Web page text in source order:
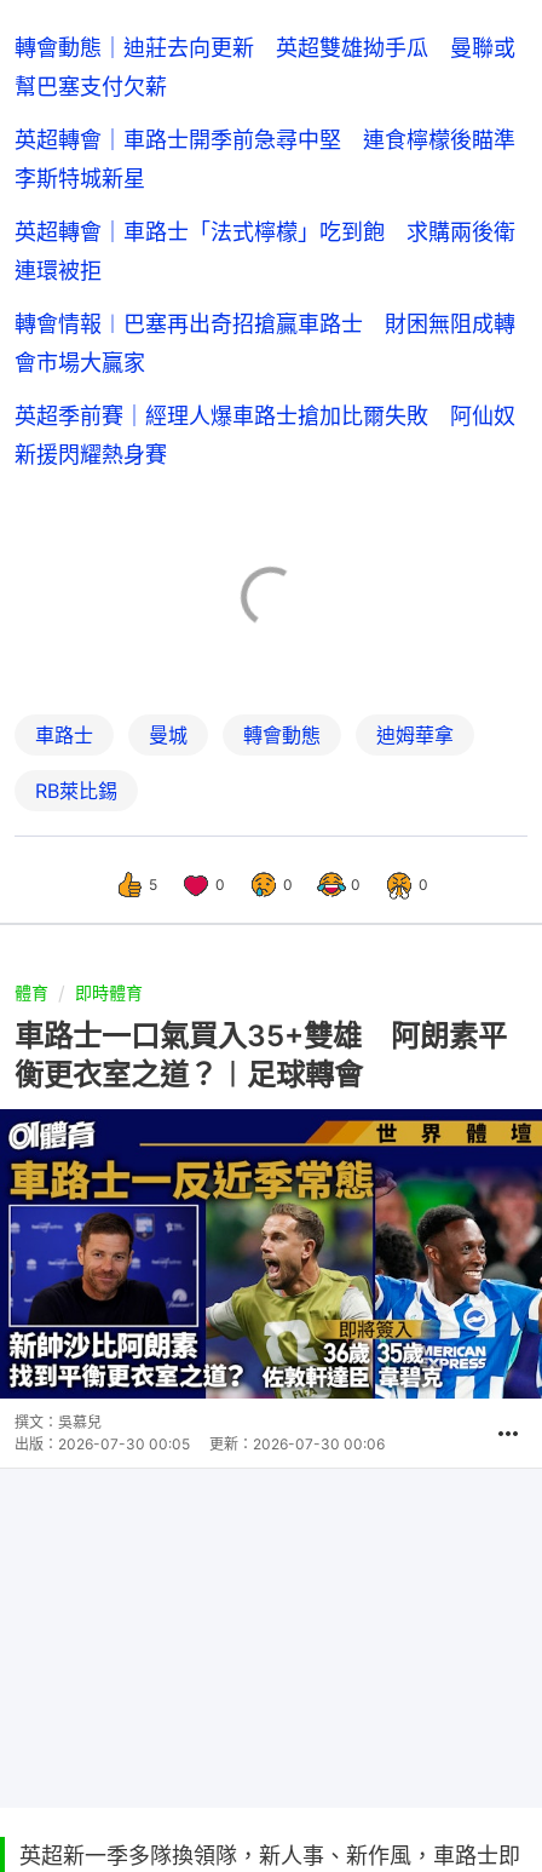
轉會動態｜迪莊去向更新 英超雙雄拗手瓜 曼聯或
幫巴塞支付欠薪
英超轉會｜車路士開季前急尋中堅 連食檸檬後瞄準
李斯特城新星
英超轉會｜車路士「法式檸檬」吃到飽 求購兩後衛
連環被拒
轉會情報︱巴塞再出奇招搶贏車路士 財困無阻成轉
會市場大贏家
英超季前賽｜經理人爆車路士搶加比爾失敗 阿仙奴
新援閃耀熱身賽
車路士 曼城 轉會動態 迪姆華拿
RB萊比錫
5 0 0 0 0
體育 即時體育
車路士一口氣買入35+雙雄 阿朗素平
衡更衣室之道？︱足球轉會
撰文： 吳慕兒
出版： 2026-07-30 00:05 更新： 2026-07-30 00:06
英超新一季多隊換領隊，新人事、新作風，車路士即